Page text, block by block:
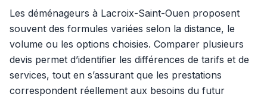
Les déménageurs à Lacroix-Saint-Ouen proposent
souvent des formules variées selon la distance, le
volume ou les options choisies. Comparer plusieurs
devis permet d’identifier les différences de tarifs et de
services, tout en s’assurant que les prestations
correspondent réellement aux besoins du futur